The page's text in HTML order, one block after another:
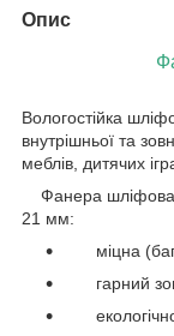
Опис
Вологостійка
внутрішньої та
меблів, дитячих
Фанера
21 мм:
міцна
гарний